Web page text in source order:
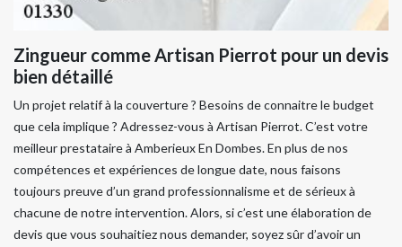
Zingueur comme Artisan Pierrot pour un devis
bien détaillé
Un projet relatif à la couverture ? Besoins de connaitre le budget
que cela implique ? Adressez-vous à Artisan Pierrot. C’est votre
meilleur prestataire à Amberieux En Dombes. En plus de nos
compétences et expériences de longue date, nous faisons
toujours preuve d’un grand professionnalisme et de sérieux à
chacune de notre intervention. Alors, si c’est une élaboration de
devis que vous souhaitiez nous demander, soyez sûr d’avoir un